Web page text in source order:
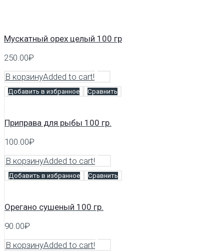
Мускатный орех целый 100 гр
250.00₽
В корзинуAdded to cart!
Добавить в избранное Сравнить
Приправа для рыбы 100 гр.
100.00₽
В корзинуAdded to cart!
Добавить в избранное Сравнить
Орегано сушеный 100 гр.
90.00₽
В корзинуAdded to cart!